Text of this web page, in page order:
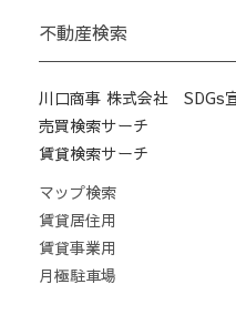
不動産検索
川口商事 株式会社 SDGs
売買検索サーチ
賃貸検索サーチ
マップ検索
賃貸居住用
賃貸事業用
月極駐車場